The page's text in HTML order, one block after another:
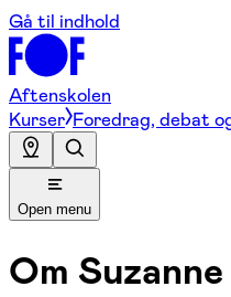
Gå til indhold
Aftenskolen
Kurser Foredrag, debat
Open menu
Om